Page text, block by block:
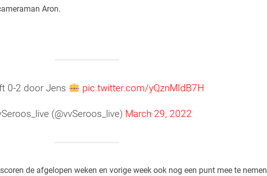
Aron.
0-2 door Jens pic.twitter.com/yQznMIdB7H
(@vvSeroos_live) March 29, 2022
de afgelopen weken en vorige week ook nog een punt mee te nemen